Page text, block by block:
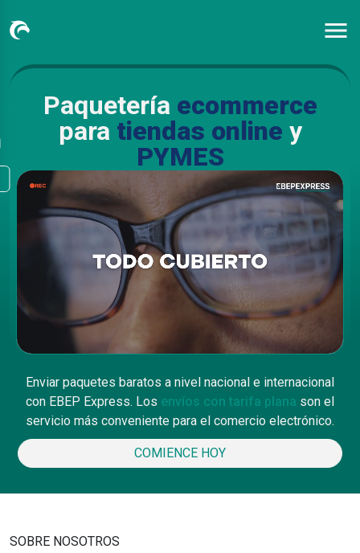
Paquetería ecommerce
para tiendas online y
PYMES
Enviar paquetes baratos a nivel nacional e internacional
con EBEP Express. Los envíos con tarifa plana son el
servicio más conveniente para el comercio electrónico.
COMIENCE HOY
SOBRE NOSOTROS